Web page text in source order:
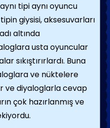
tipi aynı oyuncu
giysisi, aksesuvarları
altında
usta oyuncular
sıkıştırırlardı. Buna
ve nüktelere
ve diyaloglarla cevap
çok hazırlanmış ve